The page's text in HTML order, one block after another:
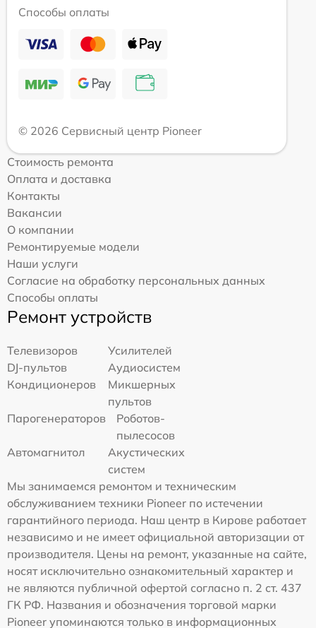
Способы оплаты
© 2026 Сервисный центр Pioneer
Стоимость ремонта
Оплата и доставка
Контакты
Вакансии
О компании
Ремонтируемые модели
Наши услуги
Согласие на обработку персональных данных
Способы оплаты
Ремонт устройств
Телевизоров
Усилителей
DJ-пультов
Аудиосистем
Кондиционеров
Микшерных
пультов
Парогенераторов
Роботов-
пылесосов
Автомагнитол
Акустических
систем
Мы занимаемся ремонтом и техническим
обслуживанием техники Pioneer по истечении
гарантийного периода. Наш центр в Кирове работает
независимо и не имеет официальной авторизации от
производителя. Цены на ремонт, указанные на сайте,
носят исключительно ознакомительный характер и
не являются публичной офертой согласно п. 2 ст. 437
ГК РФ. Названия и обозначения торговой марки
Pioneer упоминаются только в информационных